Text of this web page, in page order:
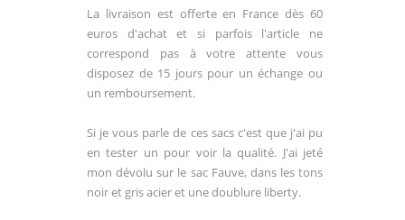
La livraison est offerte en France dès 60
euros d'achat et si parfois l'article ne
correspond pas à votre attente vous
disposez de 15 jours pour un échange ou
un remboursement.
Si je vous parle de ces sacs c'est que j'ai pu
en tester un pour voir la qualité. J'ai jeté
mon dévolu sur le sac Fauve, dans les tons
noir et gris acier et une doublure liberty.